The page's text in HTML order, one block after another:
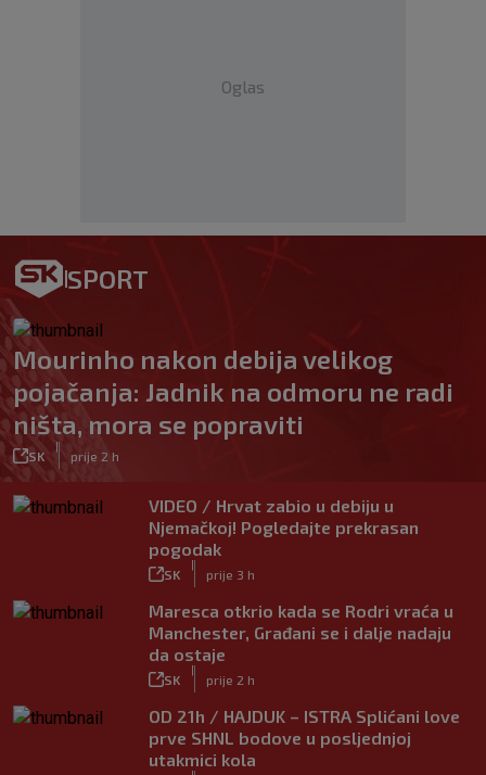
Oglas
SPORT
Mourinho nakon debija velikog
pojačanja: Jadnik na odmoru ne radi
ništa, mora se popraviti
SK prije 2 h
VIDEO / Hrvat zabio u debiju u
Njemačkoj! Pogledajte prekrasan
pogodak
SK prije 3 h
Maresca otkrio kada se Rodri vraća u
Manchester, Građani se i dalje nadaju
da ostaje
SK prije 2 h
OD 21h / HAJDUK – ISTRA Splićani love
prve SHNL bodove u posljednjoj
utakmici kola